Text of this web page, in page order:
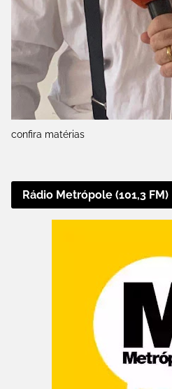
confira matérias
Rádio Metrópole (101,3 FM)